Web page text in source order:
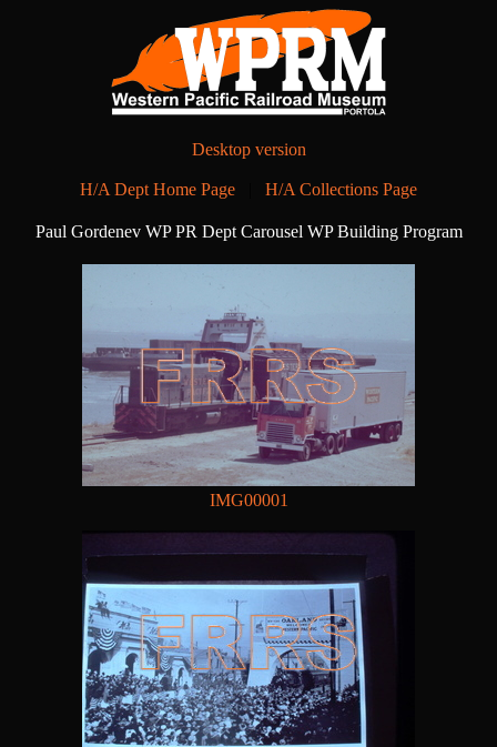
Desktop version
H/A Dept Home Page H/A Collections Page
Paul Gordenev WP PR Dept Carousel WP Building Program
IMG00001